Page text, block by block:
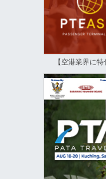
【空港業界に